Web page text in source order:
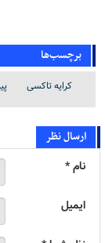
برچسب‌ها
کرایه تاکسی
ارسال نظر
نام *
ایمیل